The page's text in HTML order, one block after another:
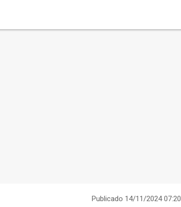
Publicado 14/11/2024 07:20